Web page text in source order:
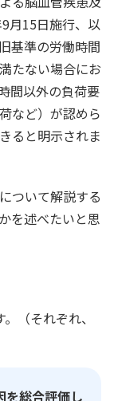
月15日施行、以
基準の労働時間
たない場合にお
間以外の負荷要
など）が認めら
ると明示されま
ついて解説する
を述べたいと思
（それぞれ、
を総合評価し